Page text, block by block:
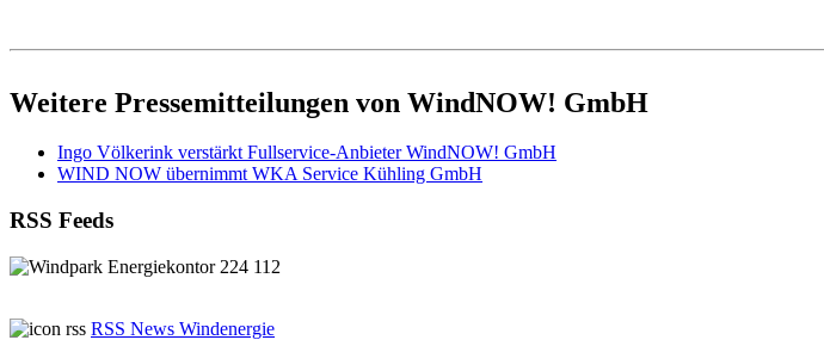
Weitere Pressemitteilungen von WindNOW! GmbH
Ingo Völkerink verstärkt Fullservice-Anbieter WindNOW! GmbH
WIND NOW übernimmt WKA Service Kühling GmbH
RSS Feeds
RSS News Windenergie